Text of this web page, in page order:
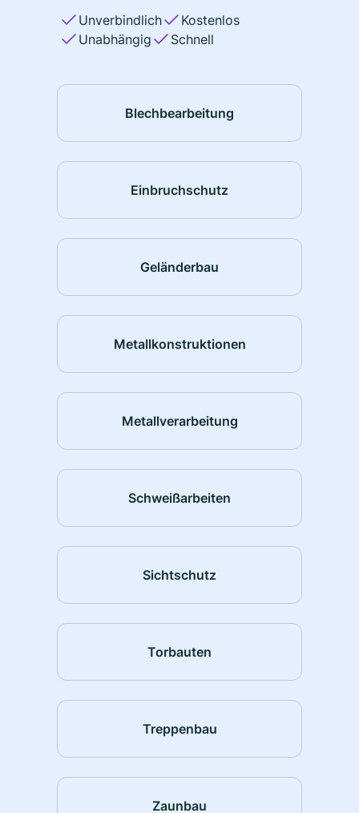
Unverbindlich
Kostenlos
Unabhängig
Schnell
Blechbearbeitung
Einbruchschutz
Geländerbau
Metallkonstruktionen
Metallverarbeitung
Schweißarbeiten
Sichtschutz
Torbauten
Treppenbau
Zaunbau